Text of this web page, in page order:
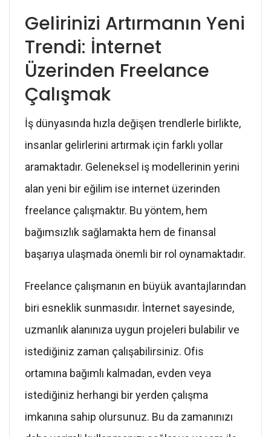
Gelirinizi Artırmanın Yeni
Trendi: İnternet
Üzerinden Freelance
Çalışmak
İş dünyasında hızla değişen trendlerle birlikte,
insanlar gelirlerini artırmak için farklı yollar
aramaktadır. Geleneksel iş modellerinin yerini
alan yeni bir eğilim ise internet üzerinden
freelance çalışmaktır. Bu yöntem, hem
bağımsızlık sağlamakta hem de finansal
başarıya ulaşmada önemli bir rol oynamaktadır.
Freelance çalışmanın en büyük avantajlarından
biri esneklik sunmasıdır. İnternet sayesinde,
uzmanlık alanınıza uygun projeleri bulabilir ve
istediğiniz zaman çalışabilirsiniz. Ofis
ortamına bağımlı kalmadan, evden veya
istediğiniz herhangi bir yerden çalışma
imkanına sahip olursunuz. Bu da zamanınızı